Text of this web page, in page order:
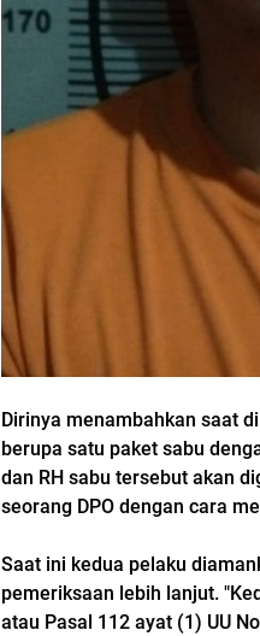
Dirinya menambahkan saat
berupa satu paket sabu
dan RH sabu tersebut akan
seorang DPO dengan cara
Saat ini kedua pelaku
pemeriksaan lebih lanjut.
atau Pasal 112 ayat (1) UU